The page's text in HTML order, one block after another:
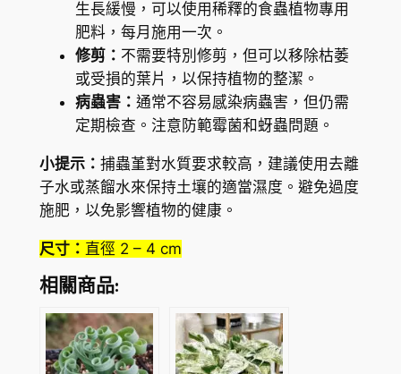
生長緩慢，可以使用稀釋的食蟲植物專用
肥料，每月施用一次。
修剪： 不需要特別修剪，但可以移除枯萎
或受損的葉片，以保持植物的整潔。
病蟲害： 通常不容易感染病蟲害，但仍需
定期檢查。注意防範霉菌和蚜蟲問題。
小提示： 捕蟲堇對水質要求較高，建議使用去離
子水或蒸餾水來保持土壤的適當濕度。避免過度
施肥，以免影響植物的健康。
尺寸： 直徑 2 – 4 cm
相關商品: